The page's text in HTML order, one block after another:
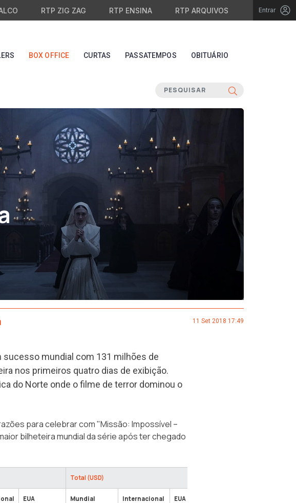
RTP ZIG ZAG RTP ENSINA RTP ARQUIVOS Entrar
BOX OFFICE CURTAS PASSATEMPOS OBITUÁRIO
11 Set 2018 17:49
sucesso mundial com 131 milhões de
nos primeiros quatro dias de exibição.
do Norte onde o filme de terror dominou o
para celebrar com "Missão: Impossível –
bilheteira mundial da série após ter chegado
Total (USD)
EUA Mundial Internacional EUA